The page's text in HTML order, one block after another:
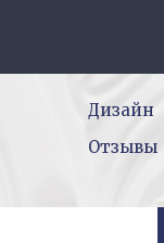
Дизайн
Отзывы